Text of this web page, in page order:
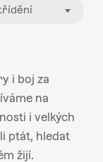
i boj za
na
i velkých
ptát, hledat
žijí.